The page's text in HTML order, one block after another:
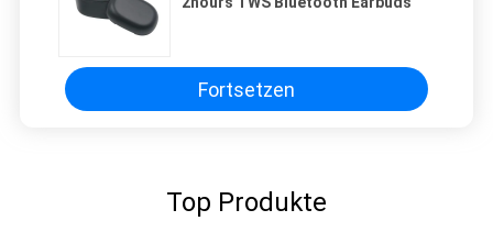
Fortsetzen
Top Produkte